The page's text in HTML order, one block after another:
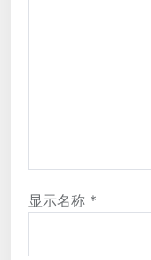
显示名称 *